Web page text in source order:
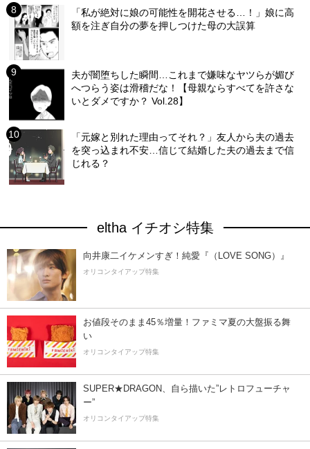
「私が絶対に娘の可能性を開花させる…！」娘に高
額を注ぎ自分の夢を押しつけた母の大誤算
夫が闇堕ちした瞬間…これまで嫌味なヤツらが媚び
へつらう姿は滑稽だな！【母親ならすべてを許さな
いとダメですか？ Vol.28】
「元嫁と別れた理由ってそれ？」友人から夫の過去
を突っ込まれ不安…信じて結婚した夫の過去まで信
じれる？
eltha イチオシ特集
向井康二イケメンすぎ！純愛『（LOVE SONG）』
オリコンタイアップ特集
お値段そのまま45％増量！ファミマ夏の大盤振る舞
い
オリコンタイアップ特集
SUPER★DRAGON、自ら描いた”レトロフューチャ
ー”
オリコンタイアップ特集